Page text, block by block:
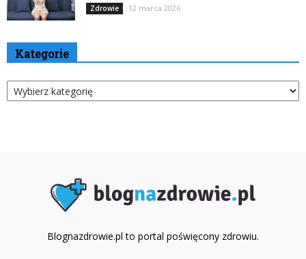
Zdrowie 12 marca 2026
Kategorie
Kategorie
Blognazdrowie.pl to portal poświęcony zdrowiu.